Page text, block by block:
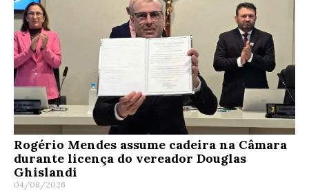
Rogério Mendes assume cadeira na Câmara
durante licença do vereador Douglas
Ghislandi
04/08/2026